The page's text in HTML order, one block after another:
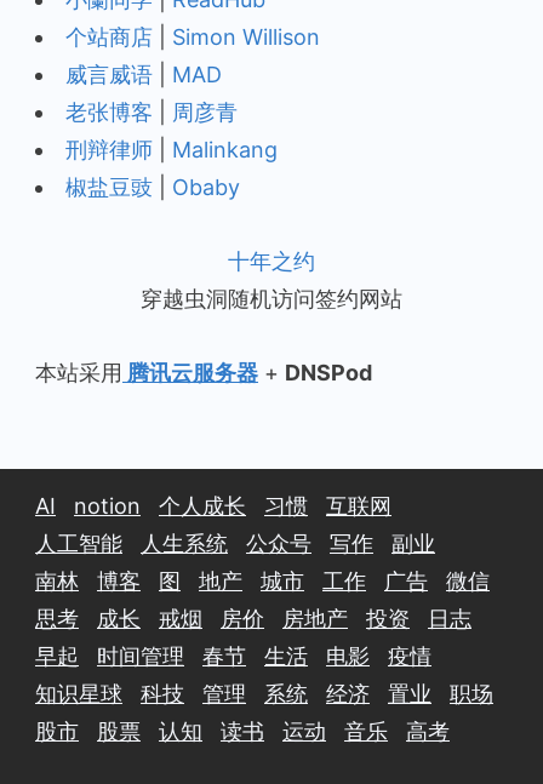
个站商店
Simon Willison
威言威语
MAD
老张博客
周彦青
刑辩律师
Malinkang
椒盐豆豉
Obaby
十年之约
穿越虫洞随机访问签约网站
本站采用 腾讯云服务器 + DNSPod
AI notion 个人成长 习惯
互联网
人工智能
人生系统 公众号 写作
副业
南林
博客 图 地产 城市 工作 广告
微信
思考
成长 戒烟 房价 房地产 投资
日志
早起
时间管理 春节 生活 电影
疫情
知识星球
科技 管理 系统 经济 置业
职场
股市
股票 认知 读书 运动 音乐 高考